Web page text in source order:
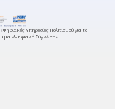
Υπηρεσίες Πολιτισμού για το
«Ψηφιακή Σύγκλιση».